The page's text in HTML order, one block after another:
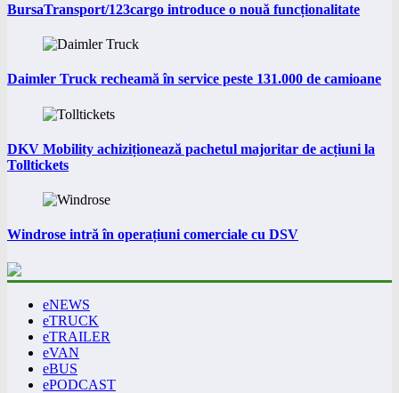
BursaTransport/123cargo introduce o nouă funcționalitate
Daimler Truck recheamă în service peste 131.000 de camioane
DKV Mobility achiziționează pachetul majoritar de acțiuni la
Tolltickets
Windrose intră în operațiuni comerciale cu DSV
eNEWS
eTRUCK
eTRAILER
eVAN
eBUS
ePODCAST